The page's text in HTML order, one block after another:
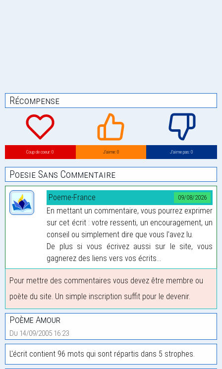
Récompense
Coup de coeur: 0 J’aime: 0 J’aime pas: 0
Poesie Sans Commentaire
09/08/2026
Poeme-France
En mettant un commentaire, vous pourrez exprimer
sur cet écrit : votre ressenti, un encouragement, un
conseil ou simplement dire que vous l'avez lu.
De plus si vous écrivez aussi sur le site, vous
gagnerez des liens vers vos écrits...
Pour mettre des commentaires vous devez être membre ou
poète du site. Un simple inscription suffit pour le devenir.
Poème Amour
Du 14/09/2005 16:23
L'écrit contient 96 mots qui sont répartis dans 5 strophes.